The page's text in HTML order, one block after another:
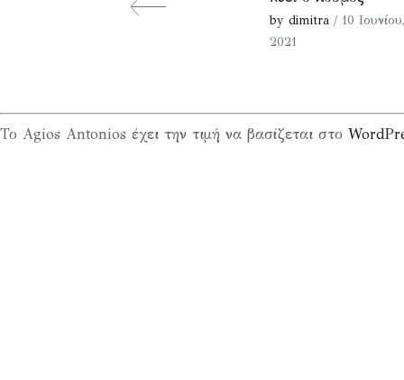
by dimitra / 10
2021
Το Agios Antonios έχει την τιμή να βασίζεται στο